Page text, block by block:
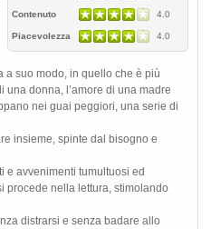
Contenuto 4.0
Piacevolezza 4.0
a suo modo, in quello che è più
donna, l’amore di una madre
nei guai peggiori, una serie di
insieme, spinte dal bisogno e
e avvenimenti tumultuosi ed
procede nella lettura, stimolando
distrarsi e senza badare allo